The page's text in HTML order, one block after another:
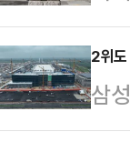
각
있
위
사
원
통
과
만
재)
2위도
삼